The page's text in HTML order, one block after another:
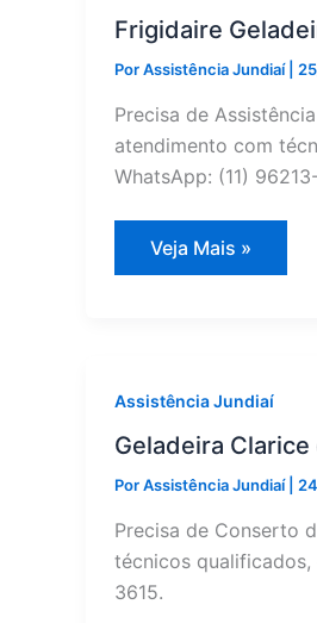
Frigidaire
PorAssistência Jundiaí
Precisa de
atendimento com
WhatsApp: (11)
Frigidaire
Geladeira:
Jundiaí
Veja Mais »
Assistência Jundiaí
Geladeira
PorAssistência Jundiaí
Precisa de Conserto
técnicos qualificados,
3615.